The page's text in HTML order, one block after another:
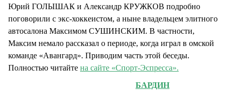
Юрий ГОЛЫШАК и Александр КРУЖКОВ подробно
поговорили с экс-хоккеистом, а ныне владельцем элитного
автосалона Максимом СУШИНСКИМ. В частности,
Максим немало рассказал о периоде, когда играл в омской
команде «Авангард». Приводим часть этой беседы.
Полностью читайте на сайте «Спорт-Эспресса».
БАРДИН